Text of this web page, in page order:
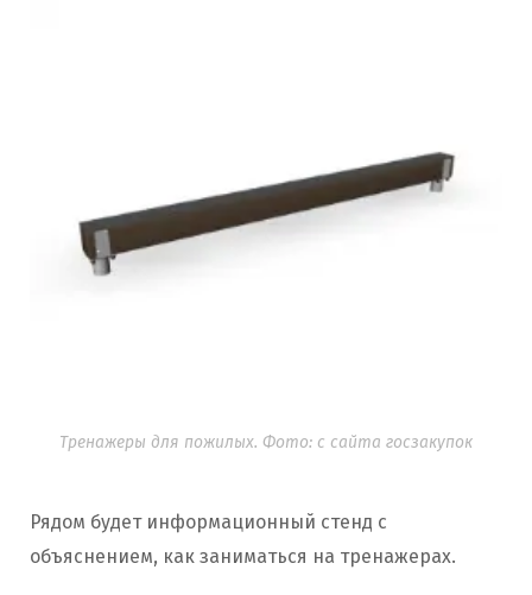
Тренажеры для пожилых. Фото: с сайта госзакупок
Рядом будет информационный стенд с
объяснением, как заниматься на тренажерах.